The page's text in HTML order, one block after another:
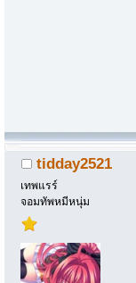
tidday2521
เทพแรร์
จอมทัพหมีหนุ่ม